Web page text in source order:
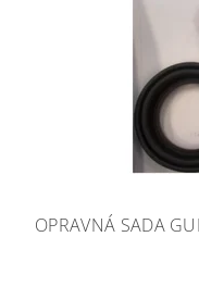
OPRAVNÁ SADA